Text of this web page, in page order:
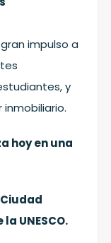
impulso a
y
hoy en una
UNESCO.